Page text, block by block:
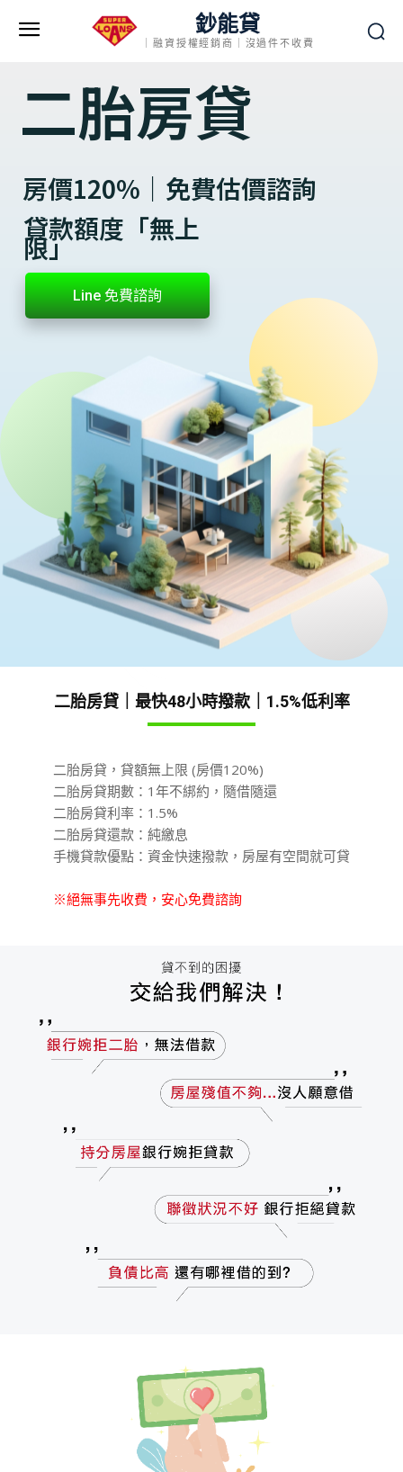
鈔能貸
｜融資授權經銷商｜沒過件不收費
二胎房貸
Line 免費諮詢
房價120%｜免費估價諮詢
貸款額度「無上
限」
二胎房貸｜最快48小時撥款｜1.5%低利率
二胎房貸，貸額無上限 (房價120%)
二胎房貸期數：1年不綁約，隨借隨還
二胎房貸利率：1.5%
二胎房貸還款：純繳息
手機貸款優點：資金快速撥款，房屋有空間就可貸
※絕無事先收費，安心免費諮詢